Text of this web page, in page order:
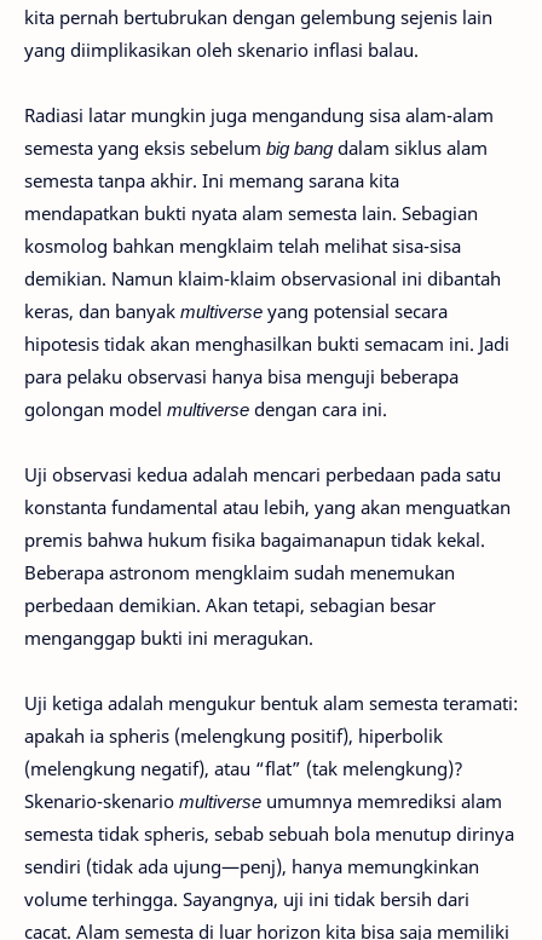
kita pernah bertubrukan dengan gelembung sejenis lain
yang diimplikasikan oleh skenario inflasi balau.
Radiasi latar mungkin juga mengandung sisa alam-alam
semesta yang eksis sebelum big bang dalam siklus alam
semesta tanpa akhir. Ini memang sarana kita
mendapatkan bukti nyata alam semesta lain. Sebagian
kosmolog bahkan mengklaim telah melihat sisa-sisa
demikian. Namun klaim-klaim observasional ini dibantah
keras, dan banyak multiverse yang potensial secara
hipotesis tidak akan menghasilkan bukti semacam ini. Jadi
para pelaku observasi hanya bisa menguji beberapa
golongan model multiverse dengan cara ini.
Uji observasi kedua adalah mencari perbedaan pada satu
konstanta fundamental atau lebih, yang akan menguatkan
premis bahwa hukum fisika bagaimanapun tidak kekal.
Beberapa astronom mengklaim sudah menemukan
perbedaan demikian. Akan tetapi, sebagian besar
menganggap bukti ini meragukan.
Uji ketiga adalah mengukur bentuk alam semesta teramati:
apakah ia spheris (melengkung positif), hiperbolik
(melengkung negatif), atau “flat” (tak melengkung)?
Skenario-skenario multiverse umumnya memrediksi alam
semesta tidak spheris, sebab sebuah bola menutup dirinya
sendiri (tidak ada ujung—penj), hanya memungkinkan
volume terhingga. Sayangnya, uji ini tidak bersih dari
cacat. Alam semesta di luar horizon kita bisa saja memiliki